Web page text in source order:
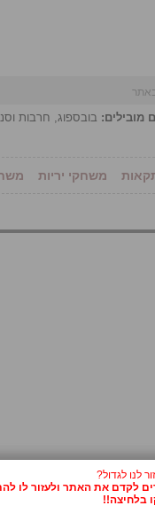
מובילים: בובספוג, חרבות
משחקי יריות
לנו לגדול?
בלחיצה!!